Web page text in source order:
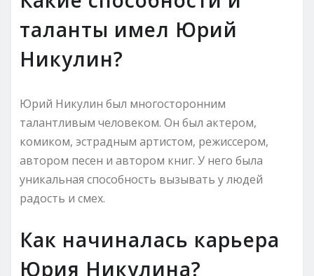
таланты имел Юрий
Никулин?
Юрий Никулин был многосторонним
талантливым человеком. Он был актером,
комиком, эстрадным артистом, режиссером,
автором песен и автором книг. У него была
уникальная способность вызывать у людей
радость и смех.
Как начиналась карьера
Юрия Никулина?